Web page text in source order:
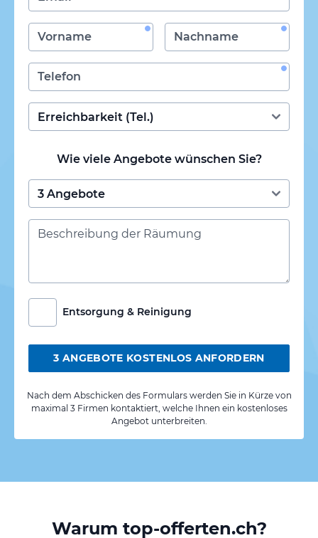
Wie viele Angebote wünschen Sie?
Entsorgung & Reinigung
3 ANGEBOTE KOSTENLOS ANFORDERN
Nach dem Abschicken des Formulars werden Sie in Kürze von
maximal 3 Firmen kontaktiert, welche Ihnen ein kostenloses
Angebot unterbreiten.
Warum top-offerten.ch?